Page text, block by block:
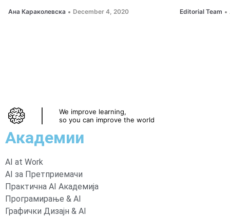
Ана Караколевска December 4, 2020 Editorial Team
We improve learning,
so you can improve the world
Академии
AI at Work
AI за Претприемачи
Практична AI Академија
Програмирање & AI
Графички Дизајн & AI